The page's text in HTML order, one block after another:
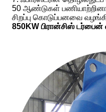
50 ஆண்டுகள்
சிறப்பு கொடுப்பனவை
850KW பிரான்சிஸ் டர்பைன்